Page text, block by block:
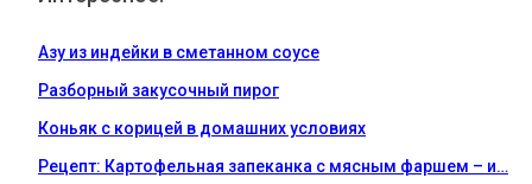
Азу из индейки в сметанном соусе
Разборный закусочный пирог
Коньяк с корицей в домашних условиях
Рецепт: Картофельная запеканка с мясным фаршем – и…